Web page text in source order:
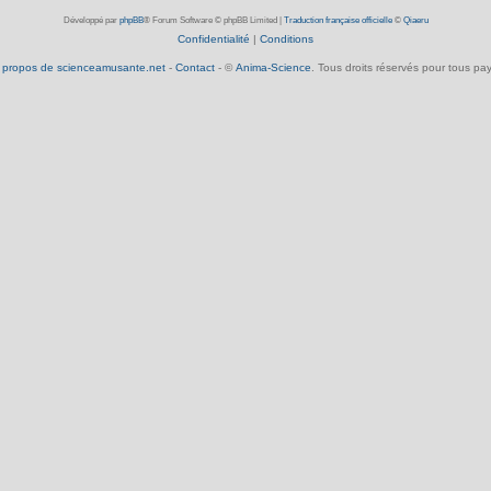
Développé par phpBB® Forum Software © phpBB Limited Traduction française officielle© Qiaeru
Confidentialité Conditions
de scienceamusante.net- Contact- © Anima-Science. Tous droits réservés pour tous